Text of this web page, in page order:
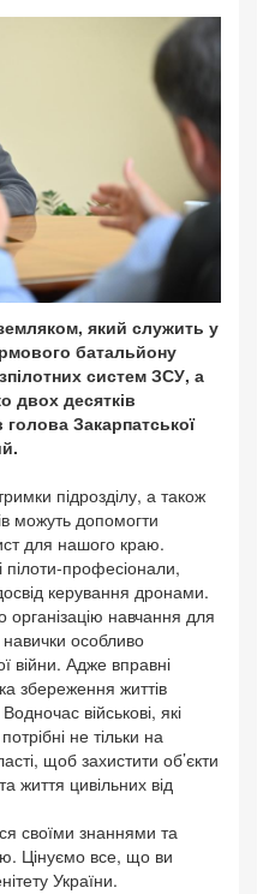
який служить у
батальйону
систем ЗСУ, а
двох десятків
Закарпатської
підрозділу, а також
можуть допомогти
для нашого краю.
пілоти-професіонали,
керування дронами.
організацію навчання для
навички особливо
війни. Адже вправні
збереження життів
військові, які
не тільки на
щоб захистити об’єкти
життя цивільних від
своїми знаннями та
Цінуємо все, що ви
України.